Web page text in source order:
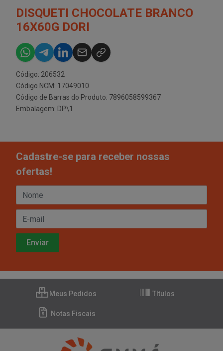
DISQUETI CHOCOLATE BRANCO
16X60G DORI
Código: 206532
Código NCM: 17049010
Código de Barras do Produto: 7896058599367
Embalagem: DP\1
Cadastre-se para receber nossas
ofertas!
Meus Pedidos Títulos
Notas Fiscais